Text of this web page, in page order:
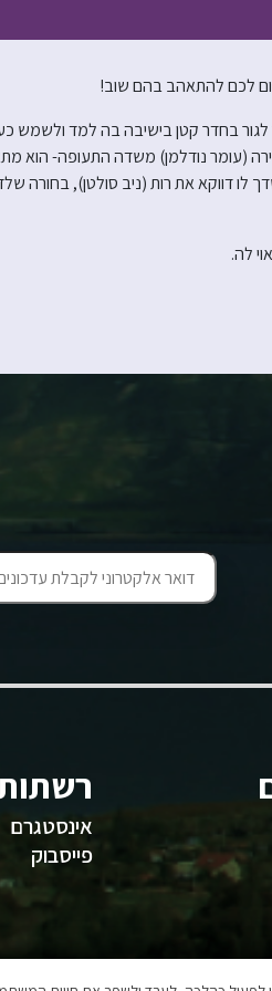
לכם להתאהב בהם שוב!
לגור בחדר קטן בישיבה בה למד ולשמש
(עומר נודלמן) משדה התעופה- הוא
דווקא את רות (ניב סולטן), בחורה
לה.
אינסטגרם
פייסבוק